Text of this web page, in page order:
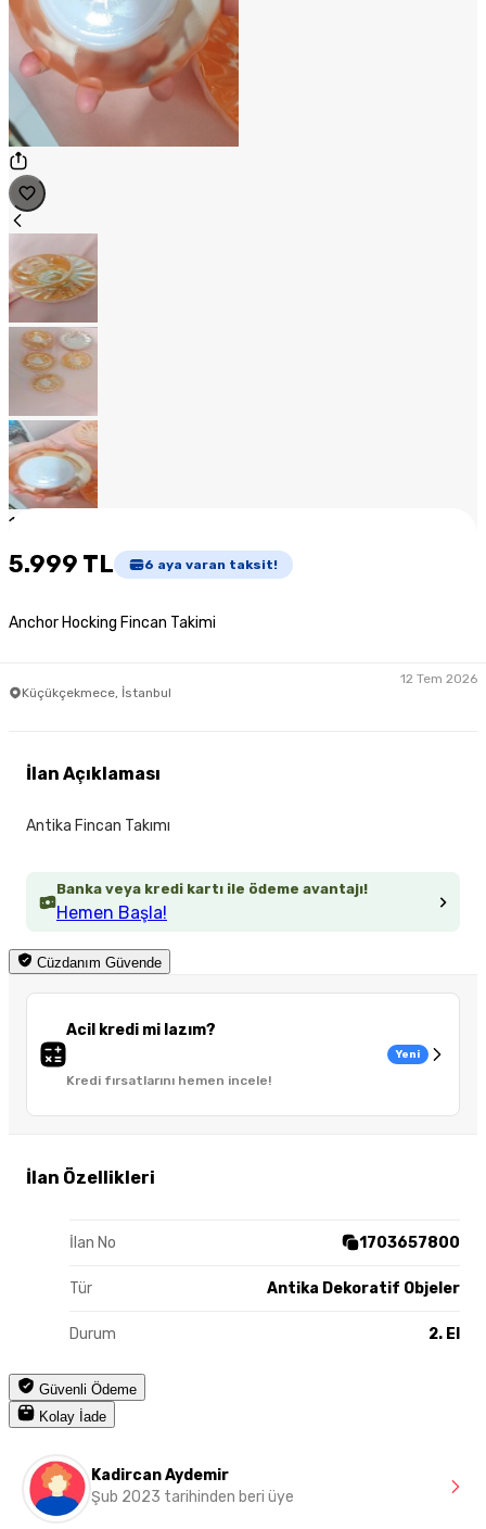
1
5.999 TL 6 aya varan taksit!
Anchor Hocking Fincan Takimi
Küçükçekmece, İstanbul
12 Tem 2026
Banka veya kredi kartı ile ödeme avantajı!
Hemen Başla!
Cüzdanım Güvende
Acil kredi mi lazım?
Kredi fırsatlarını hemen incele!
Yeni
İlan Özellikleri
İlan No 1703657800
Tür Antika Dekoratif Objeler
Durum 2. El
Güvenli Ödeme
Kolay İade
İlan Açıklaması
Antika Fincan Takımı
Kadircan Aydemir
Şub 2023 tarihinden beri üye